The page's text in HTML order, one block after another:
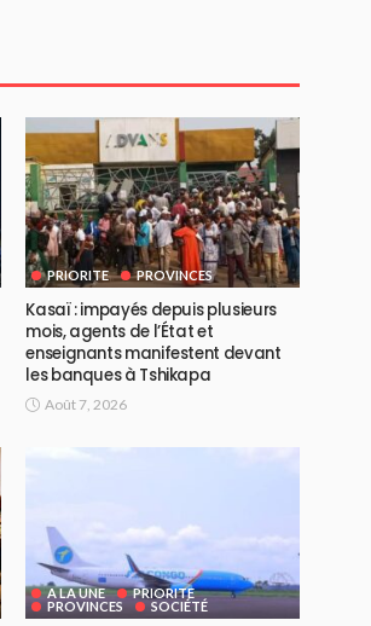
PRIORITE PROVINCES
Kasaï : impayés depuis plusieurs
mois, agents de l’État et
enseignants manifestent devant
les banques à Tshikapa
Août 7, 2026
A LA UNE
PRIORITE
PROVINCES
SOCIÉTÉ